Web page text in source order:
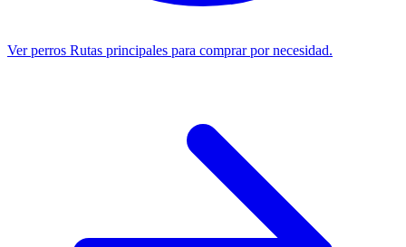
Ver perros Rutas principales para comprar por necesidad.